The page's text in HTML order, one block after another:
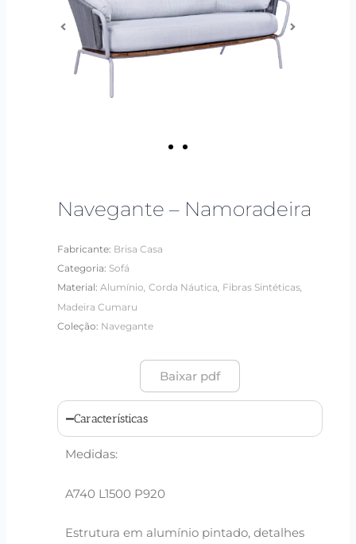
Navegante – Namoradeira
Fabricante: Brisa Casa
Categoria: Sofá
Material:Alumínio, Corda Náutica, Fibras Sintéticas,
Madeira Cumaru
Coleção: Navegante
Baixar pdf
Características
Medidas:
A740 L1500 P920
Estrutura em alumínio pintado, detalhes